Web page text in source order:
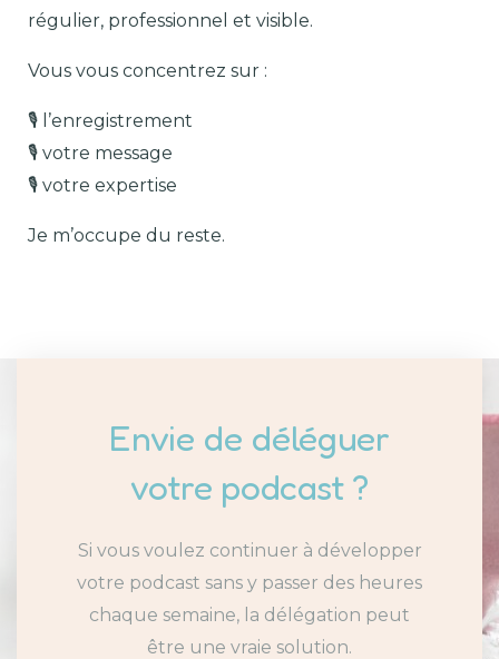
régulier, professionnel et visible.
Vous vous concentrez sur :
🎙️ l’enregistrement
🎙️ votre message
🎙️ votre expertise
Je m’occupe du reste.
Envie de déléguer
votre podcast ?
Si vous voulez continuer à développer
votre podcast sans y passer des heures
chaque semaine, la délégation peut
être une vraie solution.